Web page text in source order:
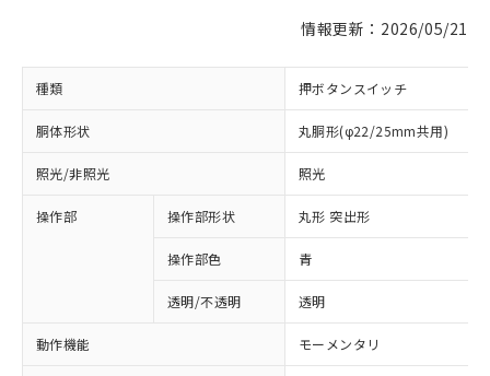
情報更新：2026/05/21
種類 押ボタンスイッチ
胴体形状 丸胴形(φ22/25mm共用)
照光/非照光 照光
操作部 操作部形状 丸形 突出形
操作部色 青
透明/不透明 透明
動作機能 モーメンタリ